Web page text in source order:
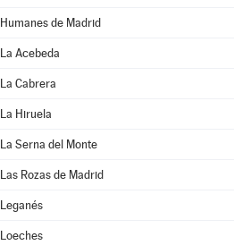
Humanes de Madrid
La Acebeda
La Cabrera
La Hiruela
La Serna del Monte
Las Rozas de Madrid
Leganés
Loeches